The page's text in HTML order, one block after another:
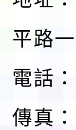
平路
電話
傳真